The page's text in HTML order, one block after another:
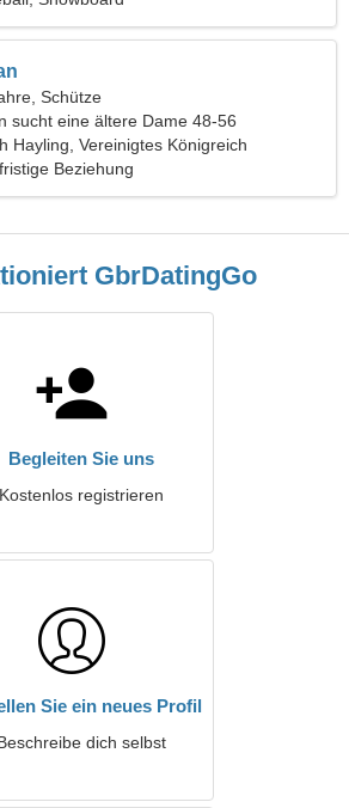
Schütze
sucht eine ältere Dame 48-56
Hayling, Vereinigtes Königreich
Beziehung
GbrDatingGo
Begleiten Sie uns
Kostenlos registrieren
Sie ein neues Profil
dich selbst